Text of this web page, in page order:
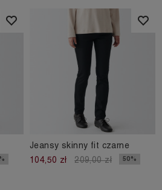
Jeansy skinny fit czarne
104,50 zł
209,00 zł 50%